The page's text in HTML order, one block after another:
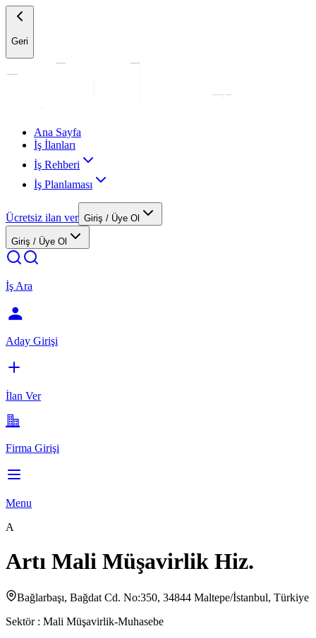
Geri
Ana Sayfa
İş İlanları
İş Rehberi
İş Planlaması
Ücretsiz ilan ver Giriş / Üye Ol
Giriş / Üye Ol
İş Ara
Aday Girişi
İlan Ver
Firma Girişi
Menu
A
Artı Mali Müşavirlik Hiz.
Bağlarbaşı, Bağdat Cd. No:350, 34844 Maltepe/İstanbul, Türkiye
Sektör : Mali Müşavirlik-Muhasebe